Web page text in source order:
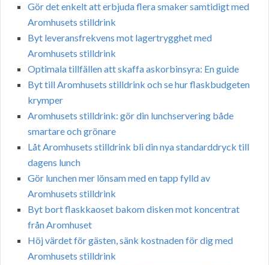
Gör det enkelt att erbjuda flera smaker samtidigt med
Aromhusets stilldrink
Byt leveransfrekvens mot lagertrygghet med
Aromhusets stilldrink
Optimala tillfällen att skaffa askorbinsyra: En guide
Byt till Aromhusets stilldrink och se hur flaskbudgeten
krymper
Aromhusets stilldrink: gör din lunchservering både
smartare och grönare
Låt Aromhusets stilldrink bli din nya standarddryck till
dagens lunch
Gör lunchen mer lönsam med en tapp fylld av
Aromhusets stilldrink
Byt bort flaskkaoset bakom disken mot koncentrat
från Aromhuset
Höj värdet för gästen, sänk kostnaden för dig med
Aromhusets stilldrink